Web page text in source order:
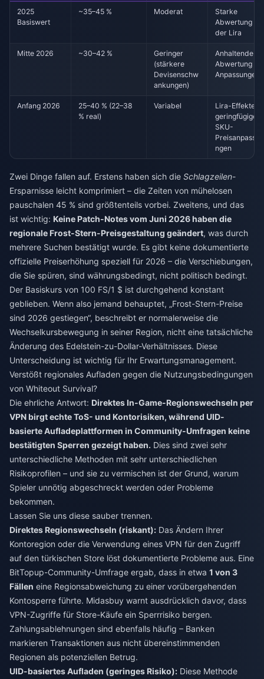
2025
Basiswert
~35–45 % Moderat
Starke
Abwertung
der Lira
Mitte 2026 ~30–42 %
Geringer
(stärkere
Devisenschw
ankungen)
Anhaltende
Abwertung +
Anpassungen
Anfang 2026
25–40 % (22–38
% real)
Variabel
Lira-Effekte +
geringfügige
SKU-
Preisanpassu
ngen
Zwei Dinge fallen auf. Erstens haben sich die Schlagzeilen-
Ersparnisse leicht komprimiert – die Zeiten von mühelosen
pauschalen 45 % sind größtenteils vorbei. Zweitens, und das
ist wichtig: Keine Patch-Notes vom Juni 2026 haben die
regionale Frost-Stern-Preisgestaltung geändert, was durch
mehrere Suchen bestätigt wurde. Es gibt keine dokumentierte
offizielle Preiserhöhung speziell für 2026 – die Verschiebungen,
die Sie spüren, sind währungsbedingt, nicht politisch bedingt.
Der Basiskurs von 100 FS/1 $ ist durchgehend konstant
geblieben. Wenn also jemand behauptet, „Frost-Stern-Preise
sind 2026 gestiegen“, beschreibt er normalerweise die
Wechselkursbewegung in seiner Region, nicht eine tatsächliche
Änderung des Edelstein-zu-Dollar-Verhältnisses. Diese
Unterscheidung ist wichtig für Ihr Erwartungsmanagement.
Verstößt regionales Aufladen gegen die Nutzungsbedingungen
von Whiteout Survival?
Die ehrliche Antwort: Direktes In-Game-Regionswechseln per
VPN birgt echte ToS- und Kontorisiken, während UID-
basierte Aufladeplattformen in Community-Umfragen keine
bestätigten Sperren gezeigt haben. Dies sind zwei sehr
unterschiedliche Methoden mit sehr unterschiedlichen
Risikoprofilen – und sie zu vermischen ist der Grund, warum
Spieler unnötig abgeschreckt werden oder Probleme
bekommen.
Lassen Sie uns diese sauber trennen.
Direktes Regionswechseln (riskant): Das Ändern Ihrer
Kontoregion oder die Verwendung eines VPN für den Zugriff
auf den türkischen Store löst dokumentierte Probleme aus. Eine
BitTopup-Community-Umfrage ergab, dass in etwa 1 von 3
Fällen eine Regionsabweichung zu einer vorübergehenden
Kontosperre führte. Midasbuy warnt ausdrücklich davor, dass
VPN-Zugriffe für Store-Käufe ein Sperrrisiko bergen.
Zahlungsablehnungen sind ebenfalls häufig – Banken
markieren Transaktionen aus nicht übereinstimmenden
Regionen als potenziellen Betrug.
UID-basiertes Aufladen (geringes Risiko): Diese Methode